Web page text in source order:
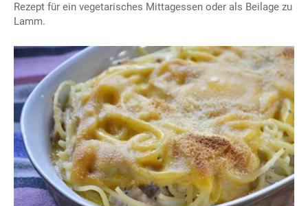
Rezept für ein vegetarisches Mittagessen oder als Beilage zu
Lamm.